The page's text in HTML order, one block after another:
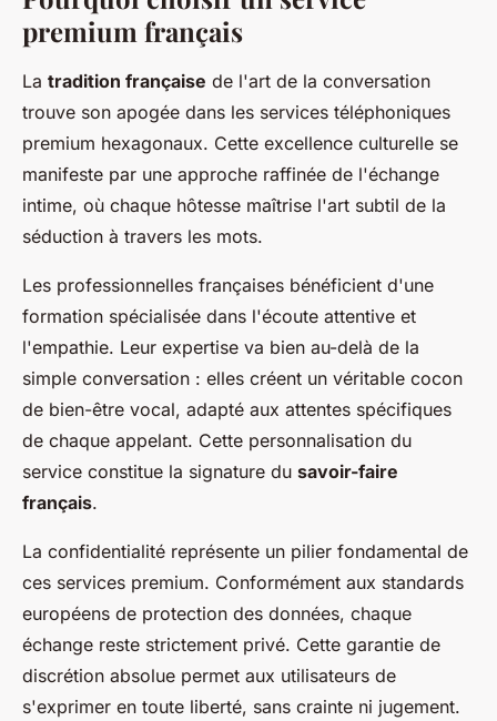
premium français
La tradition française de l'art de la conversation
trouve son apogée dans les services téléphoniques
premium hexagonaux. Cette excellence culturelle se
manifeste par une approche raffinée de l'échange
intime, où chaque hôtesse maîtrise l'art subtil de la
séduction à travers les mots.
Les professionnelles françaises bénéficient d'une
formation spécialisée dans l'écoute attentive et
l'empathie. Leur expertise va bien au-delà de la
simple conversation : elles créent un véritable cocon
de bien-être vocal, adapté aux attentes spécifiques
de chaque appelant. Cette personnalisation du
service constitue la signature du savoir-faire
français.
La confidentialité représente un pilier fondamental de
ces services premium. Conformément aux standards
européens de protection des données, chaque
échange reste strictement privé. Cette garantie de
discrétion absolue permet aux utilisateurs de
s'exprimer en toute liberté, sans crainte ni jugement.